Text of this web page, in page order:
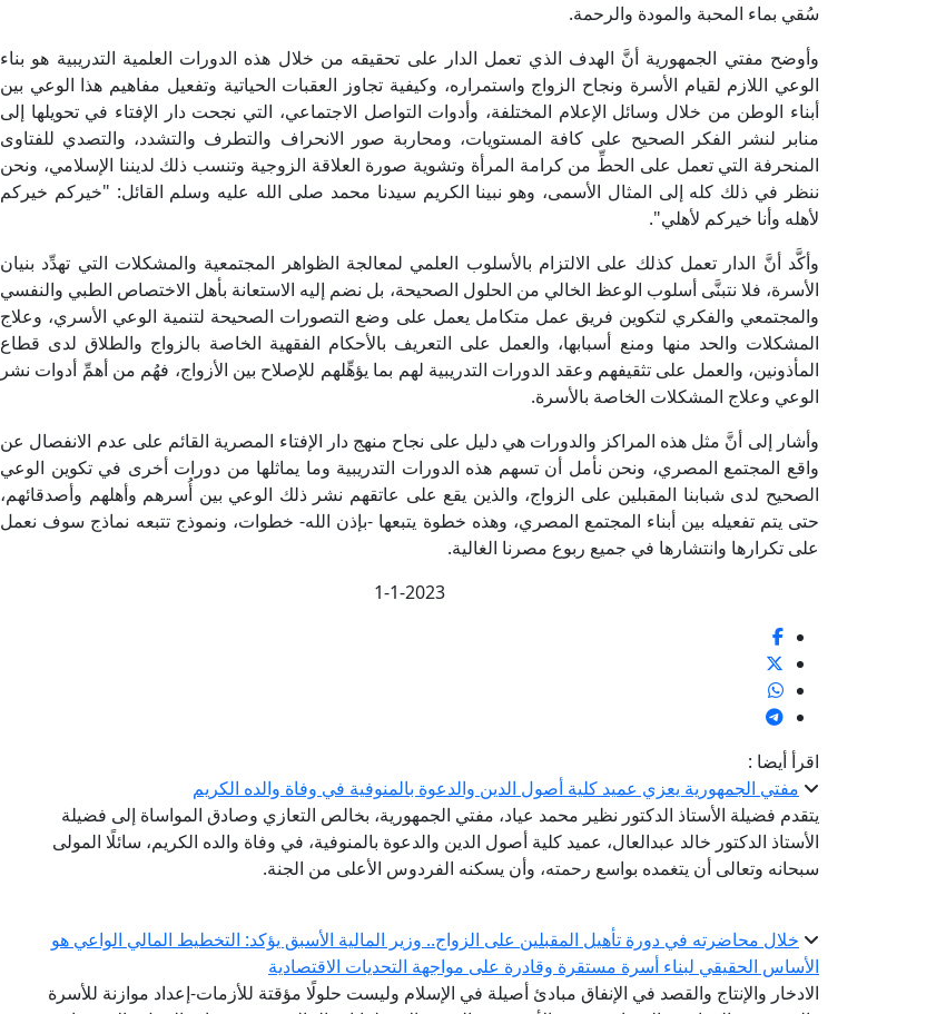
سُقي بماء المحبة والمودة والرحمة.
وأوضح مفتي الجمهورية أنَّ الهدف الذي تعمل الدار على تحقيقه من خلال هذه الدورات العلمية التدريبية هو بناء
الوعي اللازم لقيام الأسرة ونجاح الزواج واستمراره، وكيفية تجاوز العقبات الحياتية وتفعيل مفاهيم هذا الوعي بين
أبناء الوطن من خلال وسائل الإعلام المختلفة، وأدوات التواصل الاجتماعي، التي نجحت دار الإفتاء في تحويلها إلى
منابر لنشر الفكر الصحيح على كافة المستويات، ومحاربة صور الانحراف والتطرف والتشدد، والتصدي للفتاوى
المنحرفة التي تعمل على الحطِّ من كرامة المرأة وتشوية صورة العلاقة الزوجية وتنسب ذلك لديننا الإسلامي، ونحن
ننظر في ذلك كله إلى المثال الأسمى، وهو نبينا الكريم سيدنا محمد صلى الله عليه وسلم القائل: "خيركم خيركم
لأهله وأنا خيركم لأهلي".
وأكَّد أنَّ الدار تعمل كذلك على الالتزام بالأسلوب العلمي لمعالجة الظواهر المجتمعية والمشكلات التي تهدِّد بنيان
الأسرة، فلا نتبنَّى أسلوب الوعظ الخالي من الحلول الصحيحة، بل نضم إليه الاستعانة بأهل الاختصاص الطبي والنفسي
والمجتمعي والفكري لتكوين فريق عمل متكامل يعمل على وضع التصورات الصحيحة لتنمية الوعي الأسري، وعلاج
المشكلات والحد منها ومنع أسبابها، والعمل على التعريف بالأحكام الفقهية الخاصة بالزواج والطلاق لدى قطاع
المأذونين، والعمل على تثقيفهم وعقد الدورات التدريبية لهم بما يؤهِّلهم للإصلاح بين الأزواج، فهُم من أهمِّ أدوات نشر
الوعي وعلاج المشكلات الخاصة بالأسرة.
وأشار إلى أنَّ مثل هذه المراكز والدورات هي دليل على نجاح منهج دار الإفتاء المصرية القائم على عدم الانفصال عن
واقع المجتمع المصري، ونحن نأمل أن تسهم هذه الدورات التدريبية وما يماثلها من دورات أخرى في تكوين الوعي
الصحيح لدى شبابنا المقبلين على الزواج، والذين يقع على عاتقهم نشر ذلك الوعي بين أُسرهم وأهلهم وأصدقائهم،
حتى يتم تفعيله بين أبناء المجتمع المصري، وهذه خطوة يتبعها -بإذن الله- خطوات، ونموذج تتبعه نماذج سوف نعمل
على تكرارها وانتشارها في جميع ربوع مصرنا الغالية.
1-1-2023
اقرأ أيضا :
مفتي الجمهورية يعزي عميد كلية أصول الدين والدعوة بالمنوفية في وفاة والده الكريم
يتقدم فضيلة الأستاذ الدكتور نظير محمد عياد، مفتي الجمهورية، بخالص التعازي وصادق المواساة إلى فضيلة
الأستاذ الدكتور خالد عبدالعال، عميد كلية أصول الدين والدعوة بالمنوفية، في وفاة والده الكريم، سائلًا المولى
سبحانه وتعالى أن يتغمده بواسع رحمته، وأن يسكنه الفردوس الأعلى من الجنة.
خلال محاضرته في دورة تأهيل المقبلين على الزواج.. وزير المالية الأسبق يؤكد: التخطيط المالي الواعي هو
الأساس الحقيقي لبناء أسرة مستقرة وقادرة على مواجهة التحديات الاقتصادية
الادخار والإنتاج والقصد في الإنفاق مبادئ أصيلة في الإسلام وليست حلولًا مؤقتة للأزمات-إعداد موازنة للأسرة